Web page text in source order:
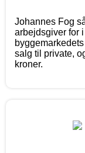
Johannes Fog
arbejdsgiver for
salg til private,
kroner.